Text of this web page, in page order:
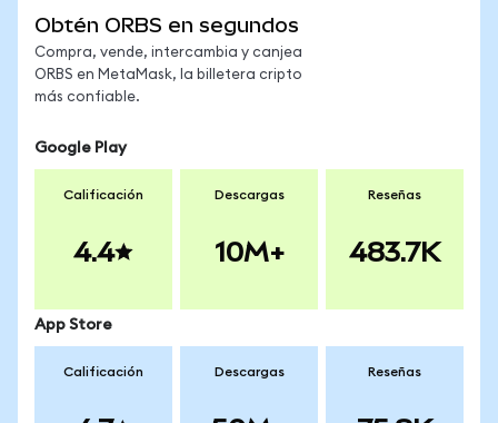
Obtén ORBS en segundos
Compra, vende, intercambia y canjea
ORBS en MetaMask, la billetera cripto
más confiable.
Google Play
Calificación
4.4
Descargas
10M+
Reseñas
483.7K
App Store
Calificación Descargas Reseñas